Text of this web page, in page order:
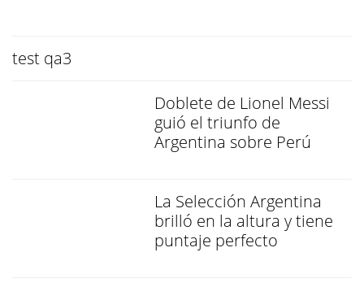
test qa3
Doblete de Lionel Messi
guió el triunfo de
Argentina sobre Perú
La Selección Argentina
brilló en la altura y tiene
puntaje perfecto